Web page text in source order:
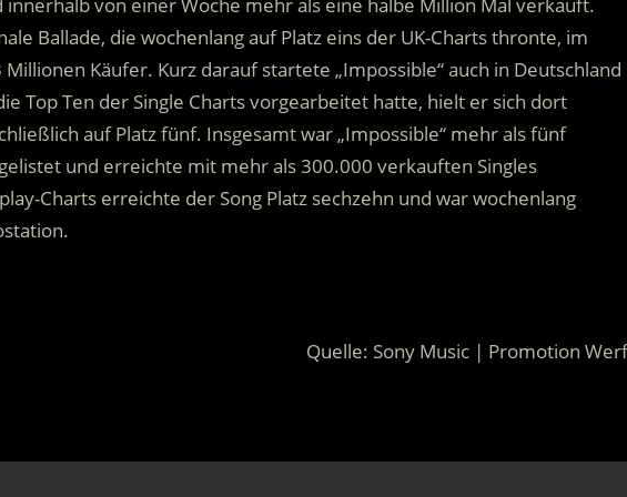
Ballade, die wochenlang auf Platz eins der UK-Charts thronte, im
Käufer. Kurz darauf startete „Impossible“ auch in Deutschland
Top Ten der Single Charts vorgearbeitet hatte, hielt er sich dort
auf Platz fünf. Insgesamt war „Impossible“ mehr als fünf
und erreichte mit mehr als 300.000 verkauften Singles
Charts erreichte der Song Platz sechzehn und war wochenlang
Quelle: Sony Music | Promotion